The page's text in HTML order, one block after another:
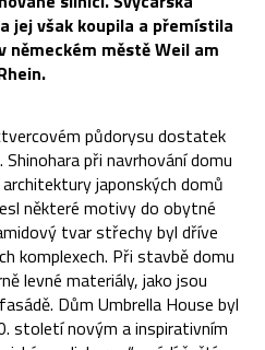
jej však koupila a přemístila
německém městě Weil am
půdorysu dostatek
při navrhování domu
japonských domů
některé motivy do obytné
tvar střechy byl dříve
komplexech. Při stavbě domu
levné materiály, jako jsou
Dům Umbrella House byl
století novým a inspirativním